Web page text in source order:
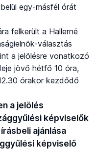
egy-másfél órát
felkerült a Hallerné
választás
a jelölésre vonatkozó
jövő hétfő 10 óra,
órakor kezdődő
a jelölés
képviselők
ajánlása
képviselő